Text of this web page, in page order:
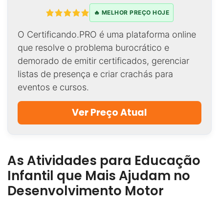
🔥 MELHOR PREÇO HOJE
O Certificando.PRO é uma plataforma online
que resolve o problema burocrático e
demorado de emitir certificados, gerenciar
listas de presença e criar crachás para
eventos e cursos.
Ver Preço Atual
As Atividades para Educação
Infantil que Mais Ajudam no
Desenvolvimento Motor